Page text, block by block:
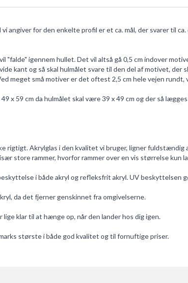
angiver for den enkelte profil er et ca. mål, der svarer til
igennem hullet. Det vil altså gå 0,5 cm indover
kant og så skal hulmålet svare til den del af motivet, der
meget små motiver er det oftest 2,5 cm hele vejen
x 59 cm da hulmålet skal være 39 x 49 cm og der så
rigtigt. Akrylglas i den kvalitet vi bruger, ligner fuldstændig
store rammer, hvorfor rammer over en vis størrelse kun
i både akryl og refleksfrit akryl. UV beskyttelsen
da det fjerner genskinnet fra omgivelserne.
klar til at hænge op, når den lander hos dig igen.
største i både god kvalitet og til fornuftige priser.